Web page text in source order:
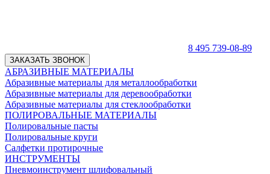
8 495 739-08-89
ЗАКАЗАТЬ ЗВОНОК
АБРАЗИВНЫЕ МАТЕРИАЛЫ
Абразивные материалы для металлообработки
Абразивные материалы для деревообработки
Абразивные материалы для стеклообработки
ПОЛИРОВАЛЬНЫЕ МАТЕРИАЛЫ
Полировальные пасты
Полировальные круги
Салфетки протирочные
ИНСТРУМЕНТЫ
Пневмоинструмент шлифовальный